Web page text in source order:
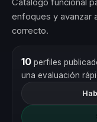
Catálogo funcional
enfoques y avanzar
correcto.
10perfiles
una evaluación